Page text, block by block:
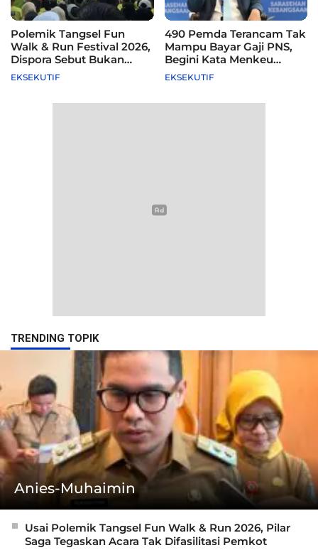
Polemik Tangsel Fun
Walk & Run Festival 2026,
Dispora Sebut Bukan
Agenda Pemkot
EKSEKUTIF
490 Pemda Terancam Tak
Mampu Bayar Gaji PNS,
Begini Kata Menkeu
Purbaya
EKSEKUTIF
TRENDING TOPIK
Anies-Muhaimin
Usai Polemik Tangsel Fun Walk & Run 2026, Pilar
Saga Tegaskan Acara Tak Difasilitasi Pemkot